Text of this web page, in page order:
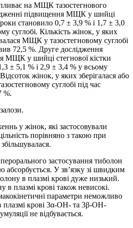
на МЩК тазостегнового
підвищення МЩК у шийці
роки становило 0,7 ± 3,9 % і 1,7 ± 3,0
суглобі. Кількість жінок, у яких
МЩК у тазостегновому суглобі
72,5 %. Друге дослідження
МЩК у шийці стегнової кістки
± 5,1 % і 2,9 ± 3,4 % у всьому
жінок, у яких зберігалася або
суглобі під час
%.
у жінок, які застосовували
порівняно з такою при
застосування тиболон
У зв’язку зі швидким
в плазмі крові дуже низький.
в плазмі крові також невисокі.
параметри неможливо
плазмі крові 3α-OH- та 3β-OH-
не відбувається.